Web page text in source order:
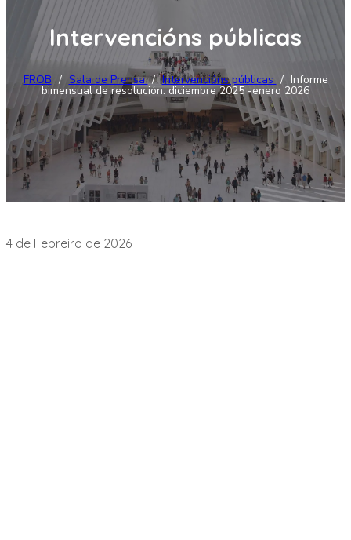
Intervencións públicas
FROB / Sala de Prensa / Intervencións públicas / Informe
bimensual de resolución: diciembre 2025 -enero 2026
4 de Febreiro de 2026